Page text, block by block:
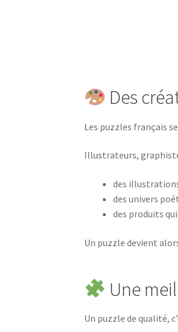
Des
Les puzzles français
Illustrateurs,
des
des univers
des produits
Un puzzle devient
Une
Un puzzle de qualité,